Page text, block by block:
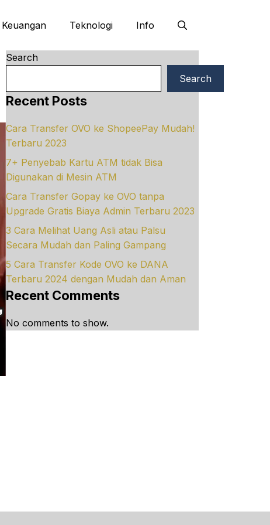
Keuangan Teknologi Info
Search
Search
Recent Posts
Cara Transfer OVO ke ShopeePay Mudah!
Terbaru 2023
7+ Penyebab Kartu ATM tidak Bisa
Digunakan di Mesin ATM
Cara Transfer Gopay ke OVO tanpa
Upgrade Gratis Biaya Admin Terbaru 2023
3 Cara Melihat Uang Asli atau Palsu
Secara Mudah dan Paling Gampang
5 Cara Transfer Kode OVO ke DANA
Terbaru 2024 dengan Mudah dan Aman
Recent Comments
No comments to show.